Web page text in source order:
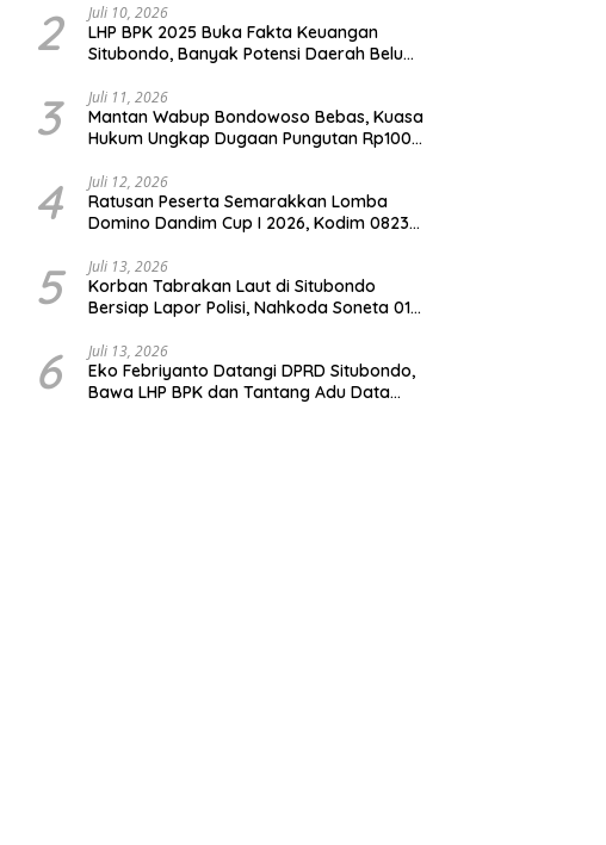
2 Juli 10, 2026
LHP BPK 2025 Buka Fakta Keuangan
Situbondo, Banyak Potensi Daerah Belum
3 Juli 11, 2026
Mantan Wabup Bondowoso Bebas, Kuasa
Hukum Ungkap Dugaan Pungutan Rp100
4 Juli 12, 2026
Ratusan Peserta Semarakkan Lomba
Domino Dandim Cup I 2026, Kodim 0823
Dukung Penguatan Ekonomi Desa
5 Juli 13, 2026
Korban Tabrakan Laut di Situbondo
Bersiap Lapor Polisi, Nahkoda Soneta 01
Rusak
6 Juli 13, 2026
Eko Febriyanto Datangi DPRD Situbondo,
Bawa LHP BPK dan Tantang Adu Data